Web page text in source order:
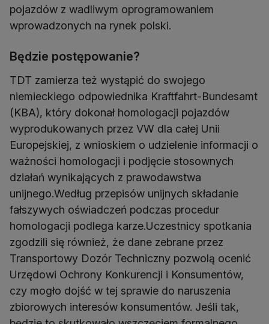
pojazdów z wadliwym oprogramowaniem
wprowadzonych na rynek polski.
Będzie postępowanie?
TDT zamierza też wystąpić do swojego
niemieckiego odpowiednika Kraftfahrt-Bundesamt
(KBA), który dokonał homologacji pojazdów
wyprodukowanych przez VW dla całej Unii
Europejskiej, z wnioskiem o udzielenie informacji o
ważności homologacji i podjęcie stosownych
działań wynikających z prawodawstwa
unijnego.Według przepisów unijnych składanie
fałszywych oświadczeń podczas procedur
homologacji podlega karze.Uczestnicy spotkania
zgodzili się również, że dane zebrane przez
Transportowy Dozór Techniczny pozwolą ocenić
Urzędowi Ochrony Konkurencji i Konsumentów,
czy mogło dojść w tej sprawie do naruszenia
zbiorowych interesów konsumentów. Jeśli tak,